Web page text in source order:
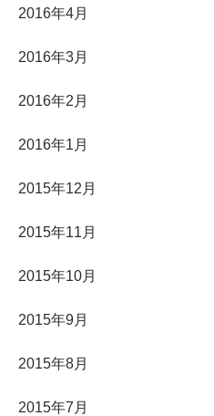
2016年4月
2016年3月
2016年2月
2016年1月
2015年12月
2015年11月
2015年10月
2015年9月
2015年8月
2015年7月